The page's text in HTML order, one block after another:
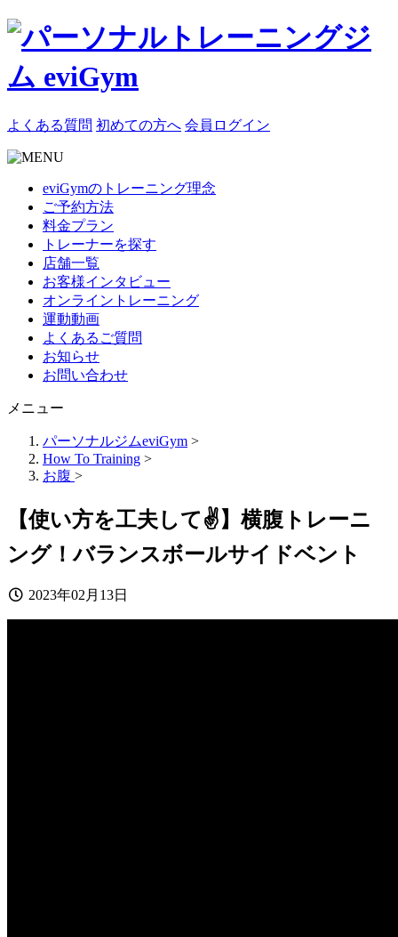
よくある質問 初めての方へ 会員ログイン
eviGymのトレーニング理念
ご予約方法
料金プラン
トレーナーを探す
店舗一覧
お客様インタビュー
オンライントレーニング
運動動画
よくあるご質問
お知らせ
お問い合わせ
メニュー
パーソナルジムeviGym >
How To Training >
お腹 >
【使い方を工夫して✌️】横腹トレーニ
ング！バランスボールサイドベント
2023年02月13日